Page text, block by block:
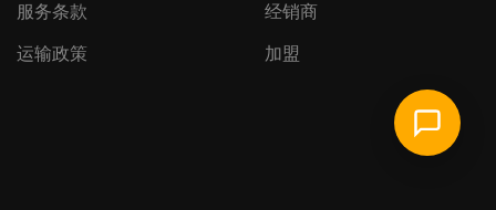
服务条款
运输政策
经销商
加盟